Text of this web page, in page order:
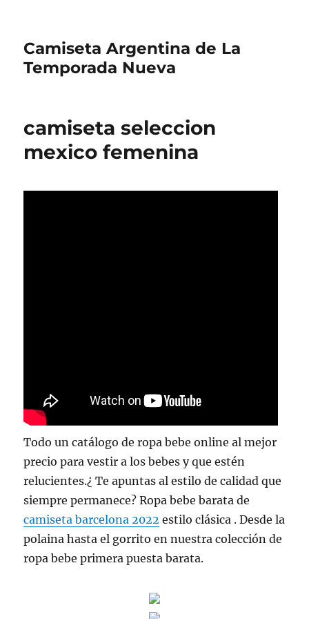
Camiseta Argentina de La
Temporada Nueva
camiseta seleccion
mexico femenina
Todo un catálogo de ropa bebe online al mejor
precio para vestir a los bebes y que estén
relucientes.¿ Te apuntas al estilo de calidad que
siempre permanece? Ropa bebe barata de
camiseta barcelona 2022 estilo clásica . Desde la
polaina hasta el gorrito en nuestra colección de
ropa bebe primera puesta barata.